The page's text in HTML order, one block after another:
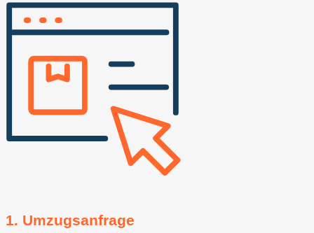
1. Umzugsanfrage